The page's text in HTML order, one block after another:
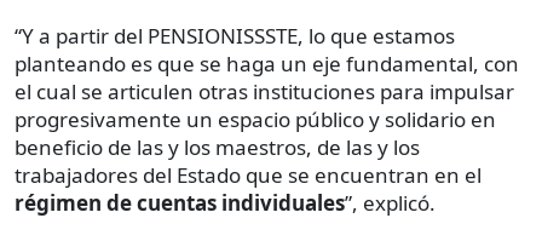
“Y a partir del PENSIONISSSTE, lo que estamos
planteando es que se haga un eje fundamental, con
el cual se articulen otras instituciones para impulsar
progresivamente un espacio público y solidario en
beneficio de las y los maestros, de las y los
trabajadores del Estado que se encuentran en el
régimen de cuentas individuales”, explicó.